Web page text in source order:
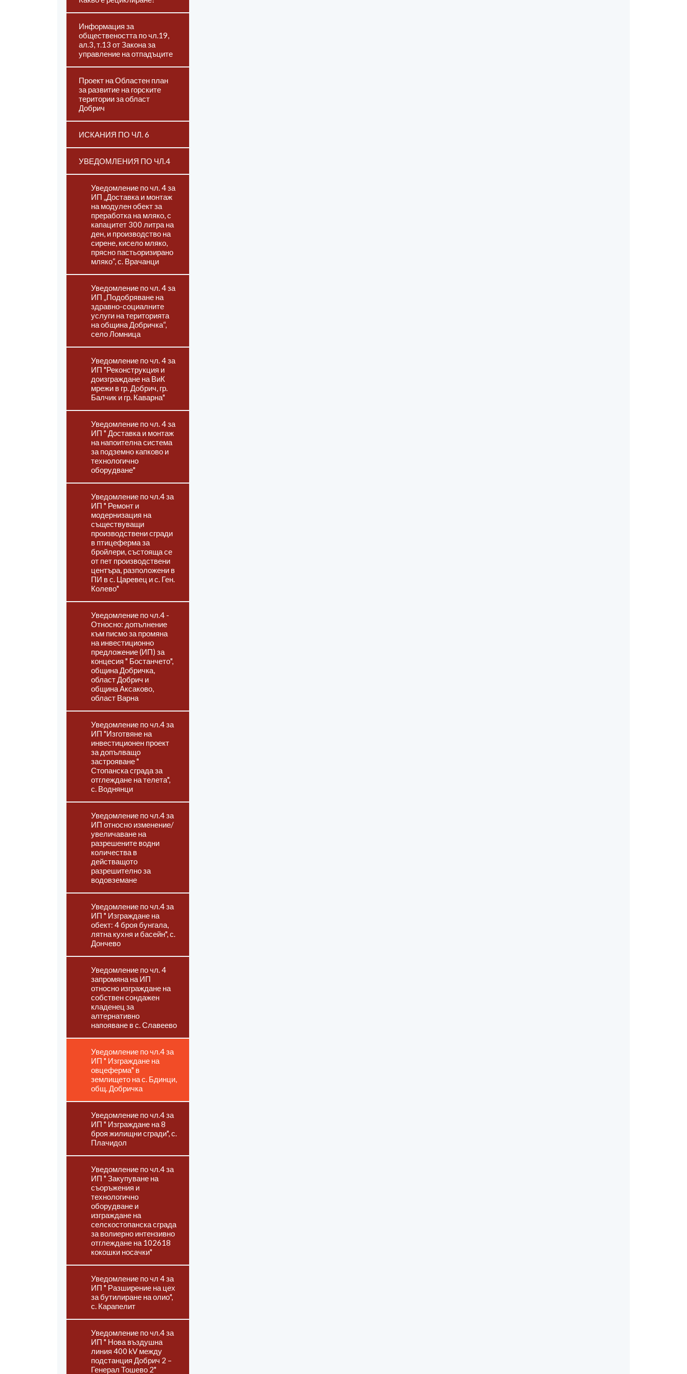
Информация за
обществеността по чл.19,
ал.3, т.13 от Закона за
управление на отпадъците
Проект на Областен план
за развитие на горските
територии за област
Добрич
ИСКАНИЯ ПО ЧЛ. 6
УВЕДОМЛЕНИЯ ПО ЧЛ.4
Уведомление по чл. 4 за
ИП „Доставка и монтаж
на модулен обект за
преработка на мляко, с
капацитет 300 литра на
ден, и производство на
сирене, кисело мляко,
прясно пастьоризирано
мляко“, с. Врачанци
Уведомление по чл. 4 за
ИП „Подобряване на
здравно-социалните
услуги на територията
на община Добричка“,
село Ломница
Уведомление по чл. 4 за
ИП "Реконструкция и
доизграждане на ВиК
мрежи в гр. Добрич, гр.
Балчик и гр. Каварна"
Уведомление по чл. 4 за
ИП " Доставка и монтаж
на напоителна система
за подземно капково и
технологично
оборудване"
Уведомление по чл.4 за
ИП " Ремонт и
модернизация на
съществуващи
производствени сгради
в птицеферма за
бройлери, състояща се
от пет производствени
центъра, разположени в
ПИ в с. Царевец и с. Ген.
Колево"
Уведомление по чл.4 -
Относно: допълнение
към писмо за промяна
на инвестиционно
предложение (ИП) за
концесия " Бостанчето",
община Добричка,
област Добрич и
община Аксаково,
област Варна
Уведомление по чл.4 за
ИП "Изготвяне на
инвестиционен проект
за допълващо
застрояване "
Стопанска сграда за
отглеждане на телета",
с. Воднянци
Уведомление по чл.4 за
ИП относно изменение/
увеличаване на
разрешените водни
количества в
действащото
разрешително за
водовземане
Уведомление по чл.4 за
ИП " Изграждане на
обект: 4 броя бунгала,
лятна кухня и басейн", с.
Дончево
Уведомление по чл. 4
запромяна на ИП
относно изграждане на
собствен сондажен
кладенец за
алтернативно
напояване в с. Славеево
Уведомление по чл.4 за
ИП " Изграждане на
овцеферма" в
землището на с. Бдинци,
общ. Добричка
Уведомление по чл.4 за
ИП " Изграждане на 8
броя жилищни сгради", с.
Плачидол
Уведомление по чл.4 за
ИП " Закупуване на
съоръжения и
технологично
оборудване и
изграждане на
селскостопанска сграда
за волиерно интензивно
отглеждане на 102618
кокошки носачки"
Уведомление по чл 4 за
ИП " Разширение на цех
за бутилиране на олио",
с. Карапелит
Уведомление по чл.4 за
ИП " Нова въздушна
линия 400 kV между
подстанция Добрич 2 –
Генерал Тошево 2"